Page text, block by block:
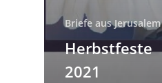
Briefe aus Jerusalem
Herbstfeste
2021